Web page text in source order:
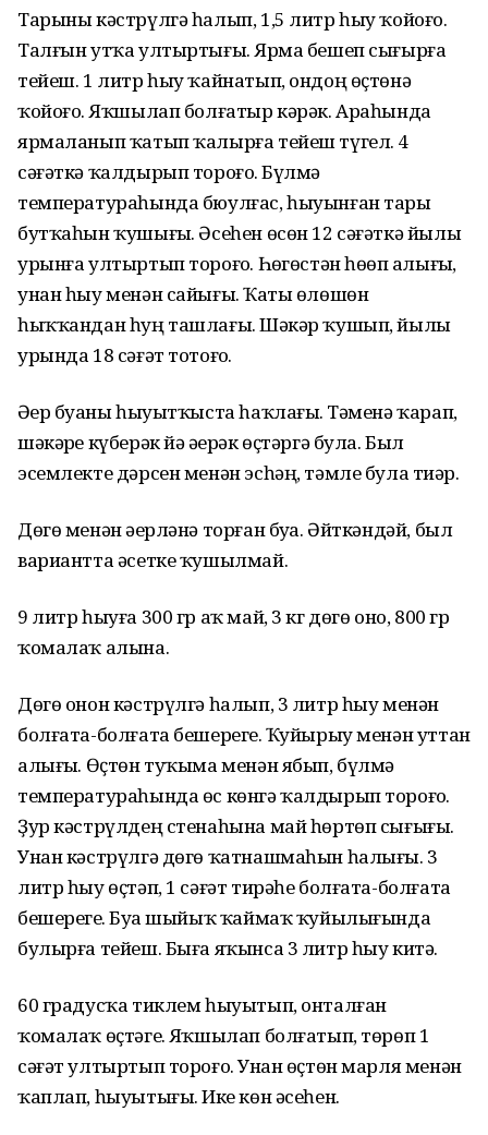
Тарыны кәстрүлгә һалып, 1,5 литр һыу ҡойоғоҙ.
Талғын утҡа ултыртығыҙ. Ярма бешеп сығырға
тейеш. 1 литр һыу ҡайнатып, ондоң өҫтөнә
ҡойоғоҙ. Яҡшылап болғатыр кәрәк. Араһында
ярмаланып ҡатып ҡалырға тейеш түгел. 4
сәғәткә ҡалдырып тороғоҙ. Бүлмә
температураһында бюулғас, һыуынған тары
бутҡаһын ҡушығыҙ. Әсеһен өсөн 12 сәғәткә йылы
урынға ултыртып тороғоҙ. Һөҙгөстән һөҙөп алығыҙ,
унан һыу менән сайығыҙ. Ҡаты өлөшөн
һыҡҡандан һуң ташлағыҙ. Шәкәр ҡушып, йылы
урында 18 сәғәт тотоғоҙ.
Әҙер буҙаны һыуытҡыста һаҡлағыҙ. Тәменә ҡарап,
шәкәрҙе күберәк йә әҙерәк өҫтәргә була. Был
эсемлекте дәрсен менән эсһәң, тәмле була тиҙәр.
Дөгө менән әҙерләнә торған буҙа. Әйткәндәй, был
вариантта әсетке ҡушылмай.
9 литр һыуға 300 гр аҡ май, 3 кг дөгө оно, 800 гр
ҡомалаҡ алына.
Дөгө онон кәстрүлгә һалып, 3 литр һыу менән
болғата-болғата бешерегеҙ. Ҡуйырыу менән уттан
алығыҙ. Өҫтөн туҡыма менән ябып, бүлмә
температураһында өс көнгә ҡалдырып тороғоҙ.
Ҙур кәстрүлдең стенаһына май һөртөп сығығыҙ.
Унан кәстрүлгә дөгө ҡатнашмаһын һалығыҙ. 3
литр һыу өҫтәп, 1 сәғәт тирәһе болғата-болғата
бешерегеҙ. Буҙа шыйыҡ ҡаймаҡ ҡуйылығында
булырға тейеш. Быға яҡынса 3 литр һыу китә.
60 градусҡа тиклем һыуытып, онталған
ҡомалаҡ өҫтәгеҙ. Яҡшылап болғатып, төрөп 1
сәғәт ултыртып тороғоҙ. Унан өҫтөн марля менән
ҡаплап, һыуытығыҙ. Ике көн әсеһен.